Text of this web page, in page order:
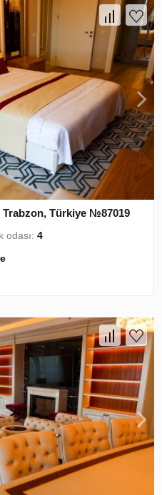
Trabzon, Türkiye №87019
odası:4